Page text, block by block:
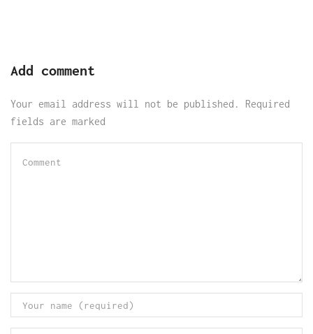
Add comment
Your email address will not be published. Required
fields are marked